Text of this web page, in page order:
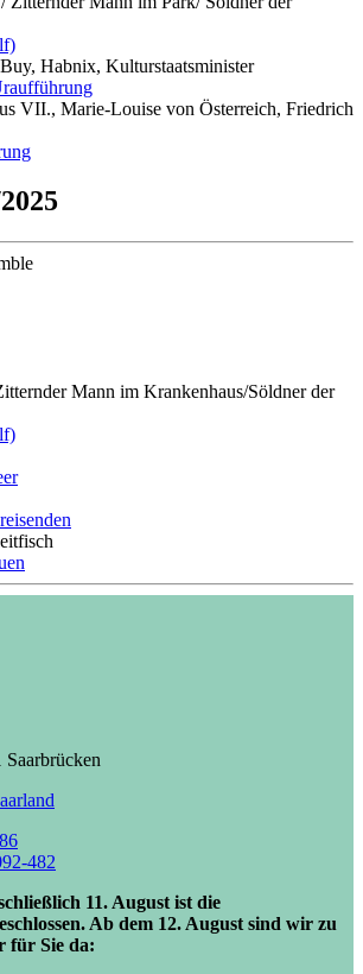
Habnix, Kulturstaatsminister
VII., Marie-Louise von Österreich, Friedrich
Mann im Krankenhaus/Söldner der
Saarbrücken
482
11. August ist die
Ab dem 12. August sind wir zu
für Sie da: